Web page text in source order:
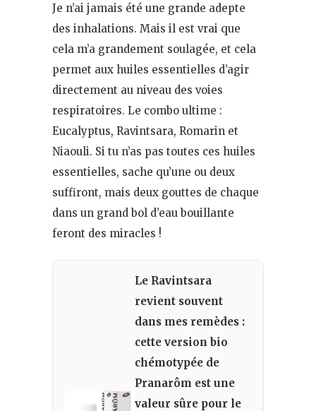
Je n’ai jamais été une grande adepte
des inhalations. Mais il est vrai que
cela m’a grandement soulagée, et cela
permet aux huiles essentielles d’agir
directement au niveau des voies
respiratoires. Le combo ultime :
Eucalyptus, Ravintsara, Romarin et
Niaouli. Si tu n’as pas toutes ces huiles
essentielles, sache qu’une ou deux
suffiront, mais deux gouttes de chaque
dans un grand bol d’eau bouillante
feront des miracles !
Le Ravintsara
revient souvent
dans mes remèdes :
cette version bio
chémotypée de
Pranarôm est une
valeur sûre pour le